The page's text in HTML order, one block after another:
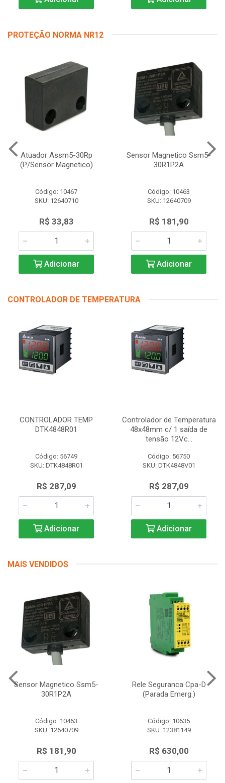
PROTEÇÃO NORMA NR12
Atuador Assm5-30Rp
(P/Sensor Magnetico)
Código: 10467
SKU: 12640710
R$ 33,83
Adicionar
Sensor Magnetico Ssm5-
30R1P2A
Código: 10463
SKU: 12640709
R$ 181,90
Adicionar
CONTROLADOR DE TEMPERATURA
CONTROLADOR TEMP
DTK4848R01
Código: 56749
SKU: DTK4848R01
R$ 287,09
Adicionar
Controlador de Temperatura
48x48mm c/ 1 saída de
tensão 12Vc...
Código: 56750
SKU: DTK4848V01
R$ 287,09
Adicionar
MAIS VENDIDOS
Sensor Magnetico Ssm5-
30R1P2A
Código: 10463
SKU: 12640709
R$ 181,90
Rele Seguranca Cpa-D
(Parada Emerg.)
Código: 10635
SKU: 12381149
R$ 630,00